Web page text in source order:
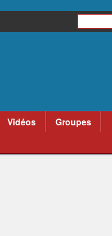
Vidéos
Groupes